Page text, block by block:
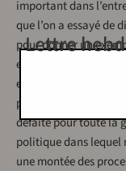
important dans
que l’on a essayé de
pour donner un
essaierait de faire
exigeait à l’époque.
pas été analysée
défaite pour toute la
politique dans lequel
une montée des
Lettre